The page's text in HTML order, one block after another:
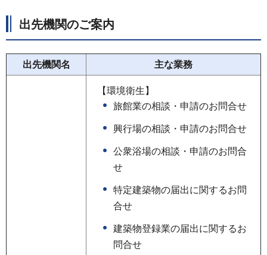
出先機関のご案内
出先機関名 主な業務
【環境衛生】
旅館業の相談・申請のお問合せ
興行場の相談・申請のお問合せ
公衆浴場の相談・申請のお問合
せ
特定建築物の届出に関するお問
合せ
建築物登録業の届出に関するお
問合せ